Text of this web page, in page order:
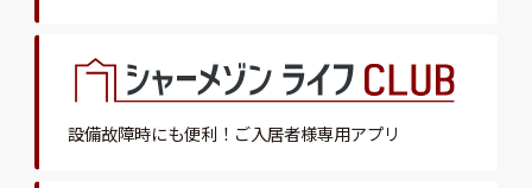
設備故障時にも便利！ ご入居者様専用アプリ